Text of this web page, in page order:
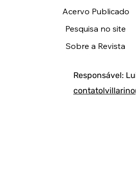
Responsável:
Acervo Publicado
Pesquisa no site
Sobre a Revista